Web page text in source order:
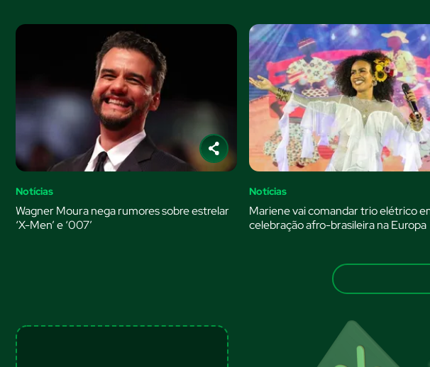
Notícias
Wagner Moura nega rumores sobre estrelar
‘X-Men’ e ‘007’
Notícias
Mariene vai comandar trio elétrico
celebração afro-brasileira na Europa